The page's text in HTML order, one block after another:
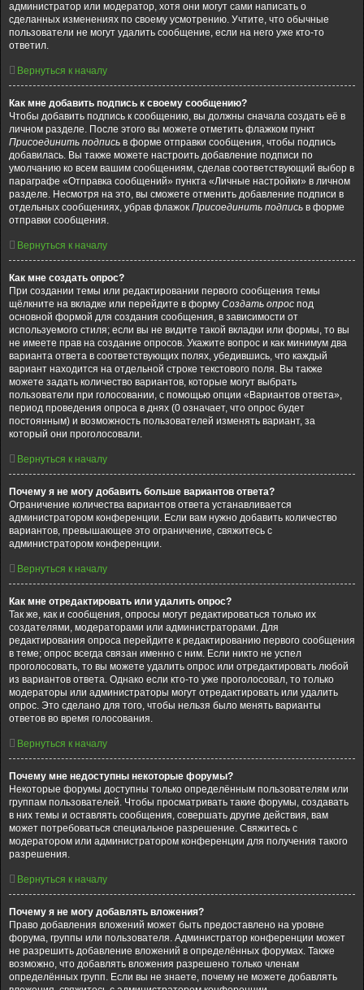
администратор или модератор, хотя они могут сами написать о
сделанных изменениях по своему усмотрению. Учтите, что обычные
пользователи не могут удалить сообщение, если на него уже кто-то
ответил.
Вернуться к началу
Как мне добавить подпись к своему сообщению?
Чтобы добавить подпись к сообщению, вы должны сначала создать её в
личном разделе. После этого вы можете отметить флажком пункт
Присоединить подпись в форме отправки сообщения, чтобы подпись
добавилась. Вы также можете настроить добавление подписи по
умолчанию ко всем вашим сообщениям, сделав соответствующий выбор в
параграфе «Отправка сообщений» пункта «Личные настройки» в личном
разделе. Несмотря на это, вы сможете отменить добавление подписи в
отдельных сообщениях, убрав флажок Присоединить подпись в форме
отправки сообщения.
Вернуться к началу
Как мне создать опрос?
При создании темы или редактировании первого сообщения темы
щёлкните на вкладке или перейдите в форму Создать опрос под
основной формой для создания сообщения, в зависимости от
используемого стиля; если вы не видите такой вкладки или формы, то вы
не имеете прав на создание опросов. Укажите вопрос и как минимум два
варианта ответа в соответствующих полях, убедившись, что каждый
вариант находится на отдельной строке текстового поля. Вы также
можете задать количество вариантов, которые могут выбрать
пользователи при голосовании, с помощью опции «Вариантов ответа»,
период проведения опроса в днях (0 означает, что опрос будет
постоянным) и возможность пользователей изменять вариант, за
который они проголосовали.
Вернуться к началу
Почему я не могу добавить больше вариантов ответа?
Ограничение количества вариантов ответа устанавливается
администратором конференции. Если вам нужно добавить количество
вариантов, превышающее это ограничение, свяжитесь с
администратором конференции.
Вернуться к началу
Как мне отредактировать или удалить опрос?
Так же, как и сообщения, опросы могут редактироваться только их
создателями, модераторами или администраторами. Для
редактирования опроса перейдите к редактированию первого сообщения
в теме; опрос всегда связан именно с ним. Если никто не успел
проголосовать, то вы можете удалить опрос или отредактировать любой
из вариантов ответа. Однако если кто-то уже проголосовал, то только
модераторы или администраторы могут отредактировать или удалить
опрос. Это сделано для того, чтобы нельзя было менять варианты
ответов во время голосования.
Вернуться к началу
Почему мне недоступны некоторые форумы?
Некоторые форумы доступны только определённым пользователям или
группам пользователей. Чтобы просматривать такие форумы, создавать
в них темы и оставлять сообщения, совершать другие действия, вам
может потребоваться специальное разрешение. Свяжитесь с
модератором или администратором конференции для получения такого
разрешения.
Вернуться к началу
Почему я не могу добавлять вложения?
Право добавления вложений может быть предоставлено на уровне
форума, группы или пользователя. Администратор конференции может
не разрешить добавление вложений в определённых форумах. Также
возможно, что добавлять вложения разрешено только членам
определённых групп. Если вы не знаете, почему не можете добавлять